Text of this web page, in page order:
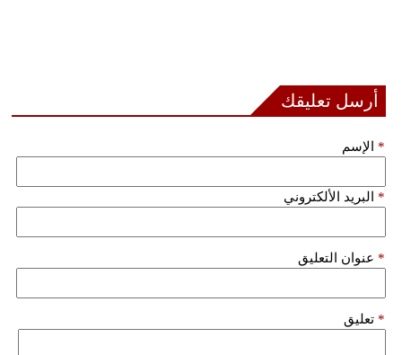
أرسل تعليقك
الإسم *
البريد الألكتروني *
عنوان التعليق *
تعليق *